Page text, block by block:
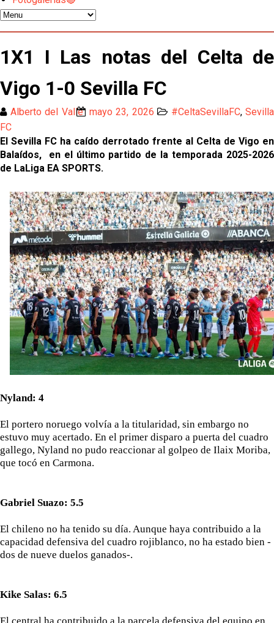
OFICIAL | Juanlu se marcha al Bournemouth
Los posibles herederos del número 16 tras la
marcha de Juanlu
Alberto Flores, muy cerca de convertirse en nuevo
jugador del Granada CF
El Granada negocia con el Sevilla FC por Alberto
Flores
El Sevilla continúa con despidos y rechaza una
oferta de 420 millones por el club
El Sevilla mueve ficha por Robbie Ure: la opción 'A'
para el ataque nervionense
Los contratiempos para García Plaza por la mala
gestión de un inválido Consejo
El Sevilla C se queda en Tercera Federación
Análisis | El Sevilla FC cierra una pretemporada de
contrastes antes del inicio de LaLiga
Joan Jordán cerca de salir del Sevilla FC
Apuesta por la juventud y las ideas claras: el once
1X1 I Las notas del Celta de
Vigo 1-0 Sevilla FC
Alberto del Valle mayo 23, 2026 #CeltaSevillaFC, Sevilla
FC
El Sevilla FC ha caído derrotado frente al Celta de Vigo en
Balaídos, en el último partido de la temporada 2025-2026
de LaLiga EA SPORTS.
Nyland: 4
El portero noruego volvía a la titularidad, sin embargo no
estuvo muy acertado. En el primer disparo a puerta del cuadro
gallego, Nyland no pudo reaccionar al golpeo de Ilaix Moriba,
que tocó en Carmona.
Gabriel Suazo: 5.5
El chileno no ha tenido su día. Aunque haya contribuido a la
capacidad defensiva del cuadro rojiblanco, no ha estado bien -
dos de nueve duelos ganados-.
Kike Salas: 6.5